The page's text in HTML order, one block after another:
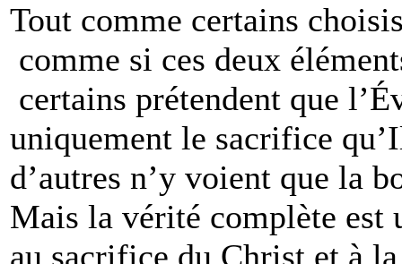
Tout comme certains
comme si ces deux
certains prétendent que
uniquement le sacrifice
d’autres n’y voient que la
Mais la vérité complète est
au sacrifice du Christ et à